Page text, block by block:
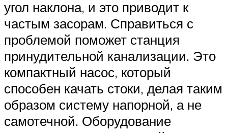
угол наклона, и это приводит к
частым засорам. Справиться с
проблемой поможет станция
принудительной канализации. Это
компактный насос, который
способен качать стоки, делая таким
образом систему напорной, а не
самотечной. Оборудование